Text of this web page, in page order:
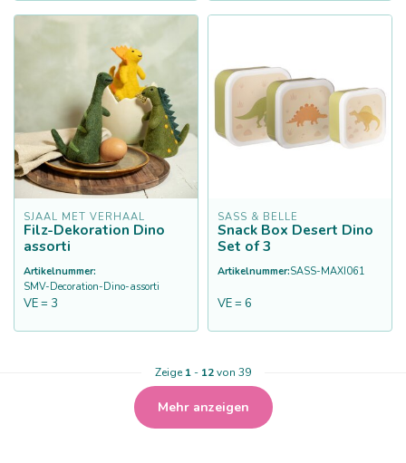
SJAAL MET VERHAAL
Filz-Dekoration Dino
assorti
Artikelnummer:
SMV-Decoration-Dino-assorti
VE = 3
SASS & BELLE
Snack Box Desert Dino
Set of 3
Artikelnummer:SASS-MAXI061
VE = 6
Zeige1- 12von 39
Mehr anzeigen